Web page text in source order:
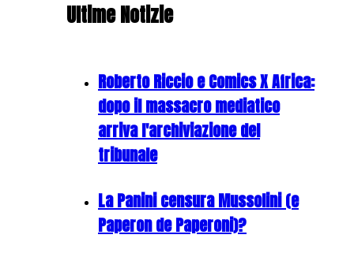
Ultime Notizie
Roberto Riccio e Comics X Africa:
dopo il massacro mediatico
arriva l'archiviazione del
tribunale
La Panini censura Mussolini (e
Paperon de Paperoni)?